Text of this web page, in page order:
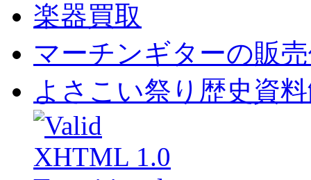
楽器買取
マーチンギターの販
よさこい祭り歴史資